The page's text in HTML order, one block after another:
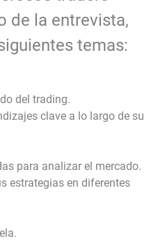
de la entrevista,
temas:
del trading.
clave a lo largo de su
para analizar el mercado.
estrategias en diferentes